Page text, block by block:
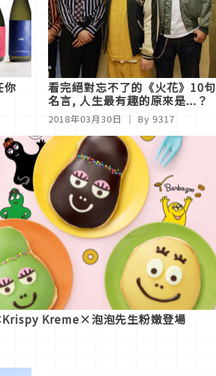
你 看完絕對忘不了的《火花》10句
名言, 人生最有趣的原來是...？
2018年03月30日 ｜ By 9317
Krispy Kreme×泡泡先生粉嫩登場